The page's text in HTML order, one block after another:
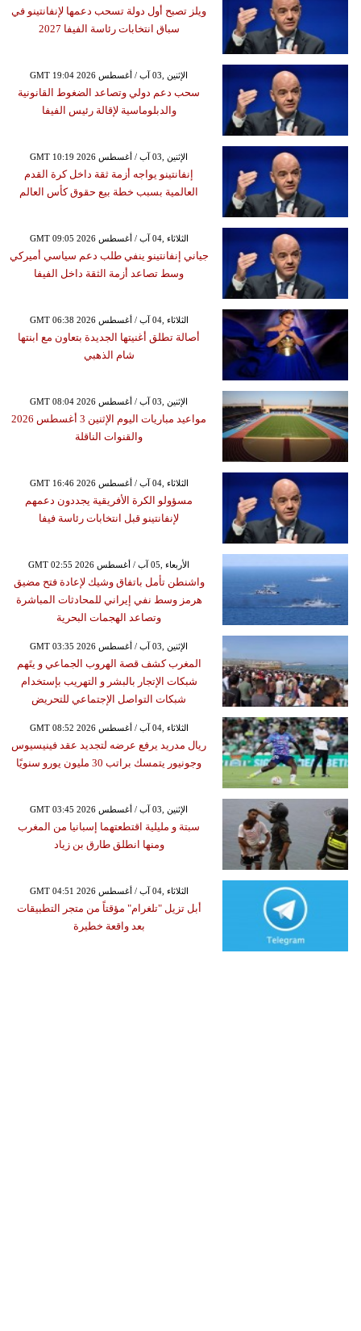
ويلز تصبح أول دولة تسحب دعمها لإنفانتينو في
سباق انتخابات رئاسة الفيفا 2027
GMT 19:04 2026 الإثنين ,03 آب / أغسطس
سحب دعم دولي وتصاعد الضغوط القانونية
والدبلوماسية لإقالة رئيس الفيفا
GMT 10:19 2026 الإثنين ,03 آب / أغسطس
إنفانتينو يواجه أزمة ثقة داخل كرة القدم
العالمية بسبب خطة بيع حقوق كأس العالم
GMT 09:05 2026 الثلاثاء ,04 آب / أغسطس
جياني إنفانتينو ينفي طلب دعم سياسي أميركي
وسط تصاعد أزمة الثقة داخل الفيفا
GMT 06:38 2026 الثلاثاء ,04 آب / أغسطس
أصالة تطلق أغنيتها الجديدة بتعاون مع ابنتها
شام الذهبي
GMT 08:04 2026 الإثنين ,03 آب / أغسطس
مواعيد مباريات اليوم الإثنين 3 أغسطس 2026
والقنوات الناقلة
GMT 16:46 2026 الثلاثاء ,04 آب / أغسطس
مسؤولو الكرة الأفريقية يجددون دعمهم
لإنفانتينو قبل انتخابات رئاسة فيفا
GMT 02:55 2026 الأربعاء ,05 آب / أغسطس
واشنطن تأمل باتفاق وشيك لإعادة فتح مضيق
هرمز وسط نفي إيراني للمحادثات المباشرة
وتصاعد الهجمات البحرية
GMT 03:35 2026 الإثنين ,03 آب / أغسطس
المغرب كشف قصة الهروب الجماعي و يتَهم
شبكات الإتجار بالبشر و التهريب بإستخدام
شبكات التواصل الإجتماعي للتحريض
GMT 08:52 2026 الثلاثاء ,04 آب / أغسطس
ريال مدريد يرفع عرضه لتجديد عقد فينيسيوس
وجونيور يتمسك براتب 30 مليون يورو سنويًا
GMT 03:45 2026 الإثنين ,03 آب / أغسطس
سبتة و مليلية اقتطعتهما إسبانيا من المغرب
ومنها انطلق طارق بن زياد
GMT 04:51 2026 الثلاثاء ,04 آب / أغسطس
أبل تزيل "تلغرام" مؤقتاً من متجر التطبيقات
بعد واقعة خطيرة